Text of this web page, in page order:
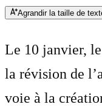
Agrandir la taille de
Le 10 janvier,
la révision de
voie à la